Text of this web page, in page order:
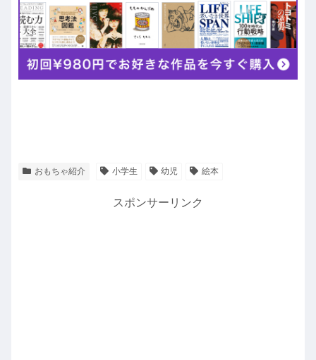
おもちゃ紹介 小学生 幼児 絵本
スポンサーリンク